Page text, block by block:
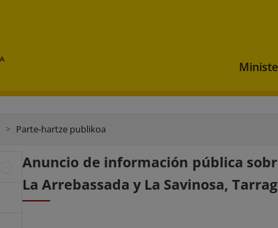
Parte-hartze publikoa
Anuncio de información pública
La Arrebassada y La Savinosa,